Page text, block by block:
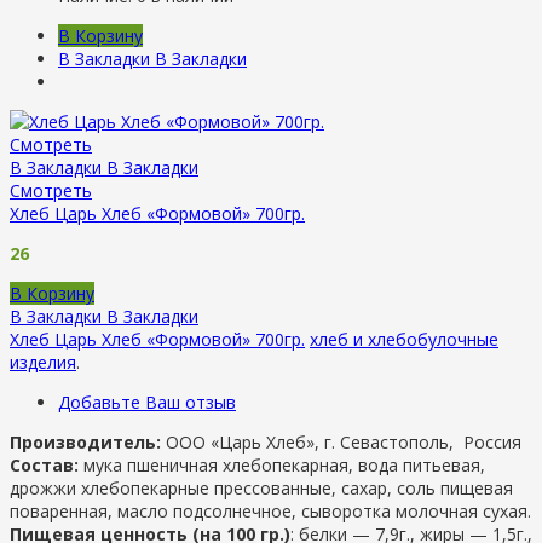
В Корзину
В Закладки В Закладки
Смотреть
В Закладки В Закладки
Смотреть
Хлеб Царь Хлеб «Формовой» 700гр.
26
В Корзину
В Закладки В Закладки
Хлеб Царь Хлеб «Формовой» 700гр. хлеб и хлебобулочные
изделия.
Добавьте Ваш отзыв
Производитель: ООО «Царь Хлеб», г. Севастополь, Россия
Состав: мука пшеничная хлебопекарная, вода питьевая,
дрожжи хлебопекарные прессованные, сахар, соль пищевая
поваренная, масло подсолнечное, сыворотка молочная сухая.
Пищевая ценность (на 100 гр.): белки — 7,9г., жиры — 1,5г.,